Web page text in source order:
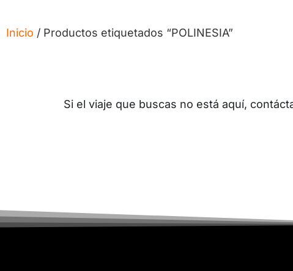
Inicio / Productos etiquetados “POLINESIA”
Si el viaje que buscas no está aquí,